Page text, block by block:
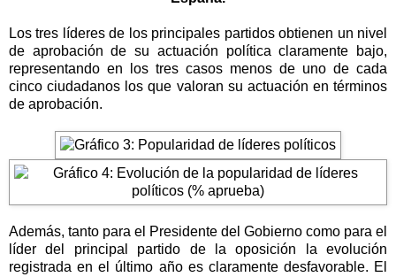
Los tres líderes de los principales partidos obtienen un nivel
de aprobación de su actuación política claramente bajo,
representando en los tres casos menos de uno de cada
cinco ciudadanos los que valoran su actuación en términos
de aprobación.
Además, tanto para el Presidente del Gobierno como para el
líder del principal partido de la oposición la evolución
registrada en el último año es claramente desfavorable. El